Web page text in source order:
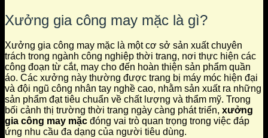
Xưởng gia công may mặc là gì?
Xưởng gia công may mặc là một cơ sở sản xuất chuyên
trách trong ngành công nghiệp thời trang, nơi thực hiện các
công đoạn từ cắt, may cho đến hoàn thiện sản phẩm quần
áo. Các xưởng này thường được trang bị máy móc hiện đại
và đội ngũ công nhân tay nghề cao, nhằm sản xuất ra những
sản phẩm đạt tiêu chuẩn về chất lượng và thẩm mỹ. Trong
bối cảnh thị trường thời trang ngày càng phát triển, xưởng
gia công may mặc đóng vai trò quan trọng trong việc đáp
ứng nhu cầu đa dạng của người tiêu dùng.